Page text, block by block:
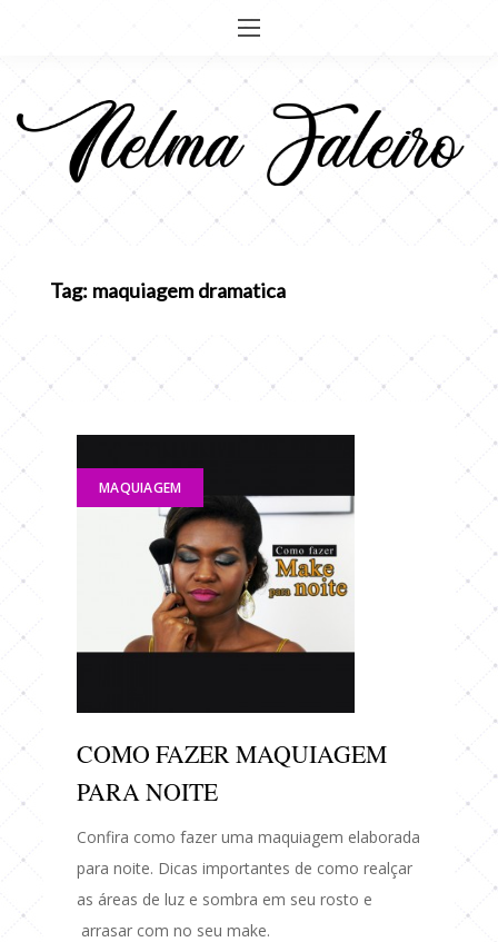
conteúdo
Tag: maquiagem dramatica
MAQUIAGEM
COMO FAZER MAQUIAGEM
PARA NOITE
Confira como fazer uma maquiagem elaborada
para noite. Dicas importantes de como realçar
as áreas de luz e sombra em seu rosto e
arrasar com no seu make.